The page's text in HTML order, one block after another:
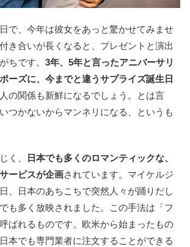
で、今年は彼女をあっと驚かせてみませ
き合いが長くなると、プレゼントと演出
ちです。 3年、5年と言ったアニバーサリ
ーズに、今までと違うサプライズ誕生日
の関係も新鮮になるでしょう。とは言
つかないからマンネリになる、というも
く、
日本でも多くのロマンティックな、
ービスが企画されています。マイケルジ
、日本のあちこちで突然人々が踊りだし
も多く放映されました。この手法は「フ
ばれるものです。欧米から始まったもの
本でも専門業者に注文することができる